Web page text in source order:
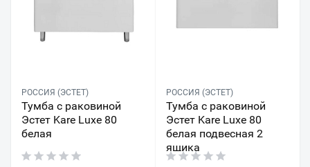
РОССИЯ (ЭСТЕТ)
Тумба с раковиной
Эстет Kare Luxe 80
белая
РОССИЯ (ЭСТЕТ)
Тумба с раковиной
Эстет Kare Luxe 80
белая подвесная 2
ящика